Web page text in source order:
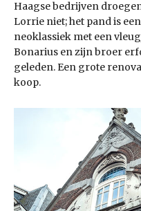
Haagse bedrijven
Lorrie niet; het pand is
neoklassiek met een
Bonarius en zijn broer
geleden. Een grote
koop.